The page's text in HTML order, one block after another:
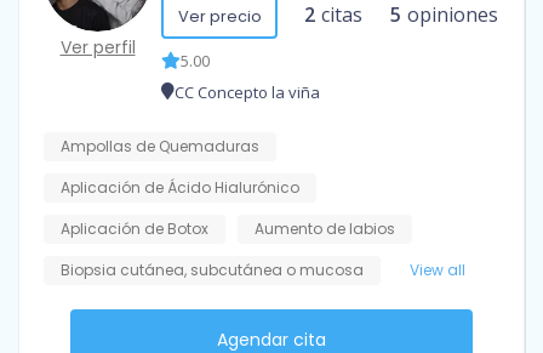
Ver perfil
Ver precio 2 citas 5 opiniones
5.00
CC Concepto la viña
Ampollas de Quemaduras
Aplicación de Ácido Hialurónico
Aplicación de Botox
Aumento de labios
Biopsia cutánea, subcutánea o mucosa
View all
Agendar cita